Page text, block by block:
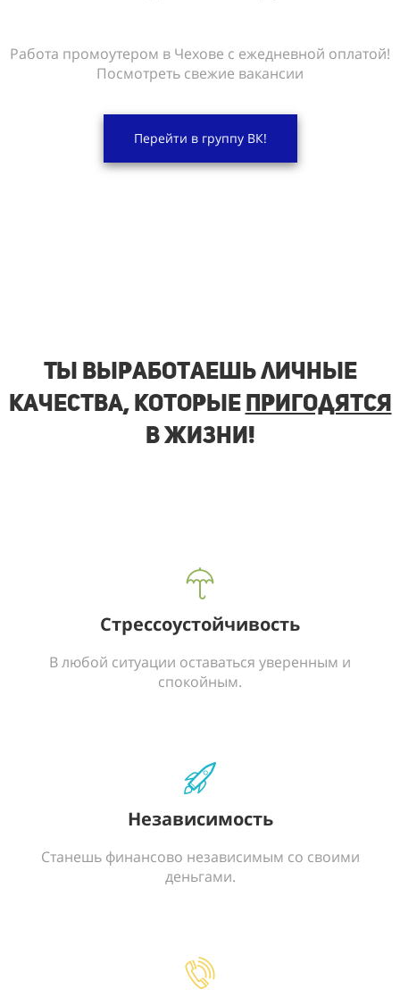
Работа промоутером в Чехове с ежедневной оплатой!
Посмотреть свежие вакансии
Перейти в группу ВК!
Ты выработаешь личные
качества, которыепригодятся
в жизни!
Стрессоустойчивость
В любой ситуации оставаться уверенным и
спокойным.
Независимость
Станешь финансово независимым со своими
деньгами.